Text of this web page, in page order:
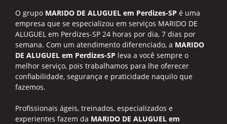
O grupo MARIDO DE ALUGUEL em Perdizes-SP é uma
empresa que se especializou em serviços MARIDO DE
ALUGUEL em Perdizes-SP 24 horas por dia, 7 dias por
semana. Com um atendimento diferenciado, a MARIDO
DE ALUGUEL em Perdizes-SP leva a você sempre o
melhor serviço, pois trabalhamos para lhe oferecer
confiabilidade, segurança e praticidade naquilo que
fazemos.
Profissionais ágeis, treinados, especializados e
experientes fazem da MARIDO DE ALUGUEL em